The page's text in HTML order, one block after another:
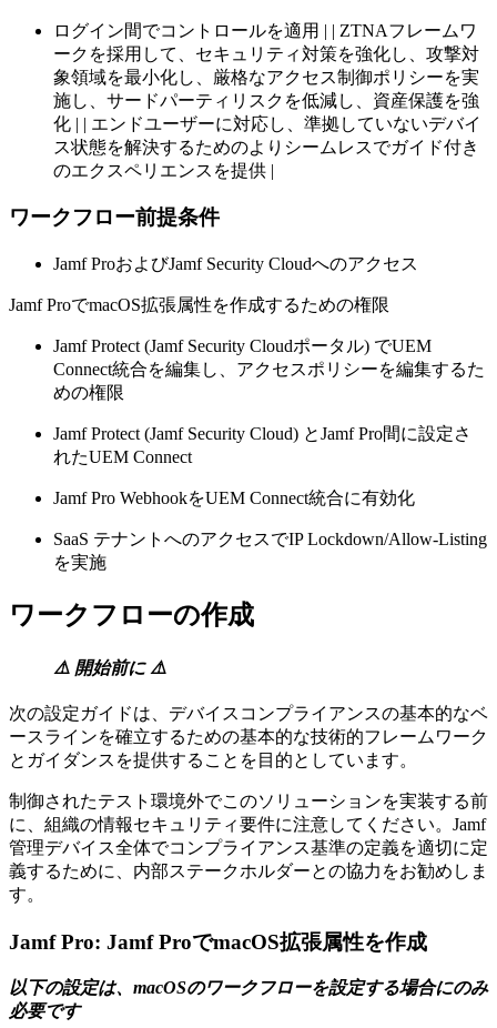
ログイン間でコントロールを適用 | | ZTNAフレームワ
ークを採用して、セキュリティ対策を強化し、攻撃対
象領域を最小化し、厳格なアクセス制御ポリシーを実
施し、サードパーティリスクを低減し、資産保護を強
化 | | エンドユーザーに対応し、準拠していないデバイ
ス状態を解決するためのよりシームレスでガイド付き
のエクスペリエンスを提供 |
ワークフロー前提条件
Jamf ProおよびJamf Security Cloudへのアクセス
Jamf ProでmacOS拡張属性を作成するための権限
Jamf Protect (Jamf Security Cloudポータル) でUEM
Connect統合を編集し、アクセスポリシーを編集するた
めの権限
Jamf Protect (Jamf Security Cloud) とJamf Pro間に設定さ
れたUEM Connect
Jamf Pro WebhookをUEM Connect統合に有効化
SaaS テナントへのアクセスでIP Lockdown/Allow-Listing
を実施
ワークフローの作成
⚠️ 開始前に ⚠️
次の設定ガイドは、デバイスコンプライアンスの基本的なベ
ースラインを確立するための基本的な技術的フレームワーク
とガイダンスを提供することを目的としています。
制御されたテスト環境外でこのソリューションを実装する前
に、組織の情報セキュリティ要件に注意してください。Jamf
管理デバイス全体でコンプライアンス基準の定義を適切に定
義するために、内部ステークホルダーとの協力をお勧めしま
す。
Jamf Pro: Jamf ProでmacOS拡張属性を作成
以下の設定は、macOSのワークフローを設定する場合にのみ
必要です